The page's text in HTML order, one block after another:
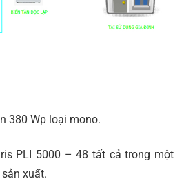
380 Wp loại mono.
PLI 5000 – 48 tất cả trong một
xuất.